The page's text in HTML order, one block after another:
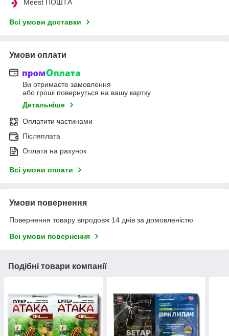
Meest ПОШТА
Всі умови доставки
Умови оплати
Ви отримаєте замовлення
або гроші повернуться на вашу картку
Детальніше
Оплатити частинами
Післяплата
Оплата на рахунок
Всі умови оплати
Умови повернення
Повернення товару впродовж 14 днів за домовленістю
Всі умови повернення
Подібні товари компанії